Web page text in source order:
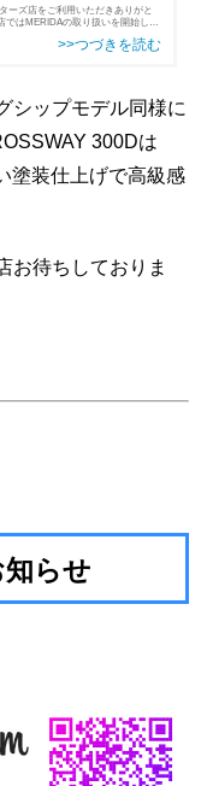
ーズ店をご利用いただきありがと
ではMERIDAの取り扱いを開始しま
シップモデル同様に
300Dは
塗装仕上げで高級感
お待ちしておりま
らせ